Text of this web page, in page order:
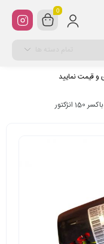
0
و قیمت نمایید
انژکتور